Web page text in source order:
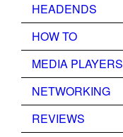
HEADENDS
HOW TO
MEDIA PLAYERS
NETWORKING
REVIEWS